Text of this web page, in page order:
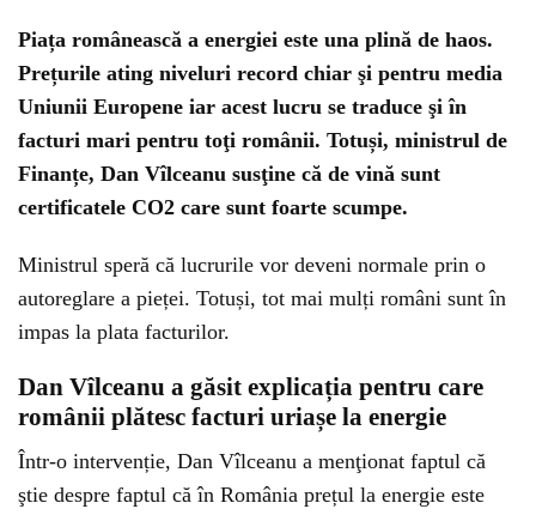
Piața românească a energiei este una plină de haos.
Prețurile ating niveluri record chiar şi pentru media
Uniunii Europene iar acest lucru se traduce şi în
facturi mari pentru toţi românii. Totuși, ministrul de
Finanțe, Dan Vîlceanu susţine că de vină sunt
certificatele CO2 care sunt foarte scumpe.
Ministrul speră că lucrurile vor deveni normale prin o
autoreglare a pieței. Totuși, tot mai mulți români sunt în
impas la plata facturilor.
Dan Vîlceanu a găsit explicația pentru care
românii plătesc facturi uriașe la energie
Într-o intervenție, Dan Vîlceanu a menţionat faptul că
ştie despre faptul că în România prețul la energie este